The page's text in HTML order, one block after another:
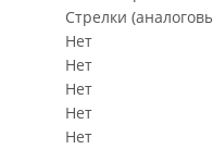
Стрелки
Нет
Нет
Нет
Нет
Нет